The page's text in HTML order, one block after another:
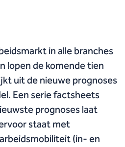
in alle branches
lopen de komende tien
uit de nieuwe prognoses
Een serie factsheets
prognoses laat
staat met
(in- en